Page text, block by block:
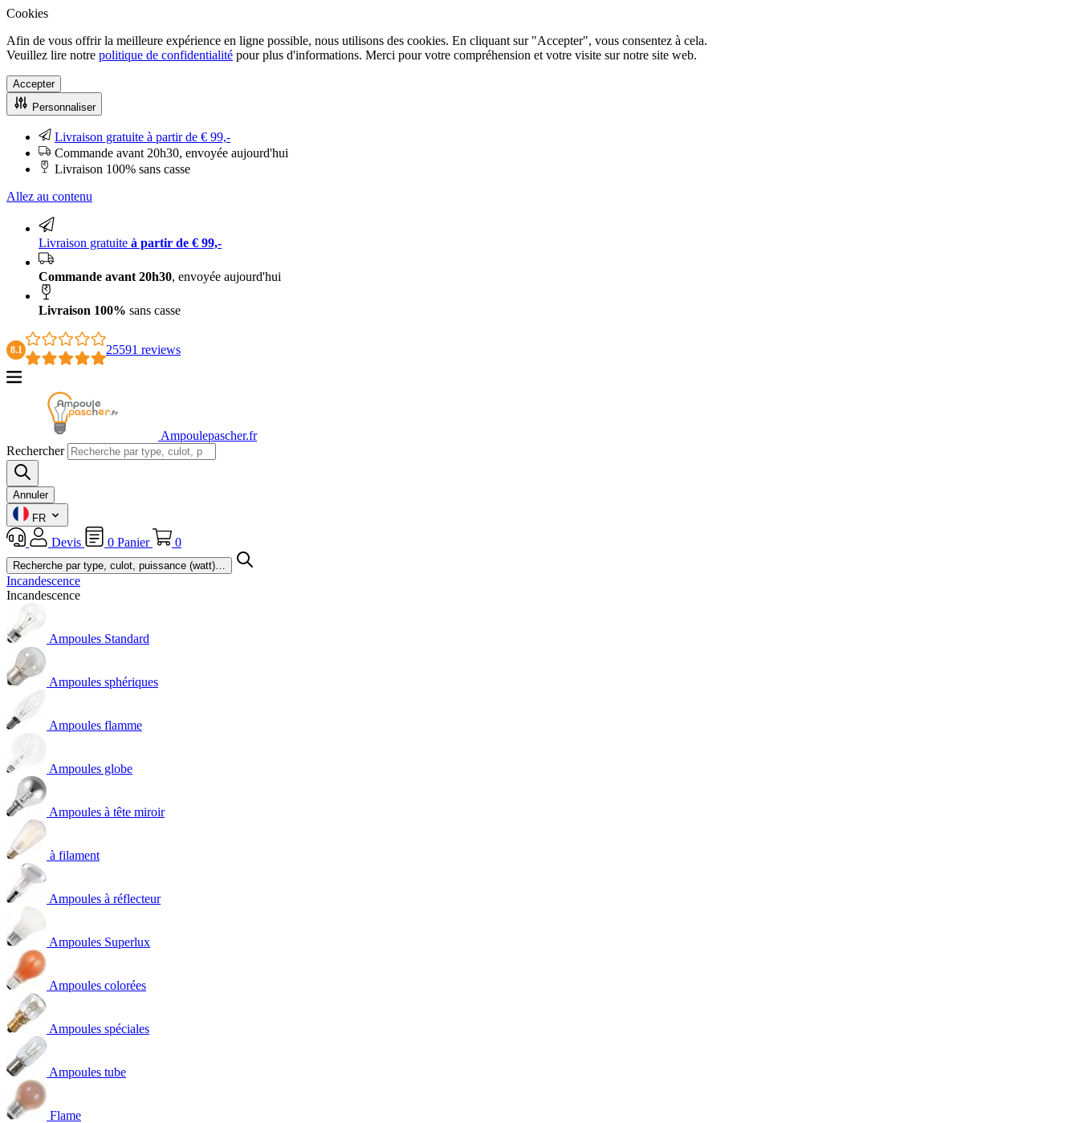
Cookies
Afin de vous offrir la meilleure expérience en ligne possible, nous utilisons des cookies. En cliquant sur "Accepter", vous consentez à cela.
Veuillez lire notre politique de confidentialité pour plus d'informations. Merci pour votre compréhension et votre visite sur notre site web.
Accepter
Personnaliser
Livraison gratuite à partir de € 99,-
Commande avant 20h30, envoyée aujourd'hui
Livraison 100% sans casse
Allez au contenu
Livraison gratuite à partir de € 99,-
Commande avant 20h30, envoyée aujourd'hui
Livraison 100% sans casse
8.1 25591 reviews
Ampoulepascher.fr
Rechercher
Annuler
FR
Devis 0 Panier 0
Incandescence
Incandescence
Ampoules Standard
Ampoules sphériques
Ampoules flamme
Ampoules globe
Ampoules à tête miroir
à filament
Ampoules à réflecteur
Ampoules Superlux
Ampoules colorées
Ampoules spéciales
Ampoules tube
Flame